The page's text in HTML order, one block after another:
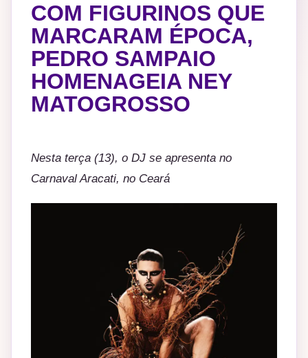
COM FIGURINOS QUE
MARCARAM ÉPOCA,
PEDRO SAMPAIO
HOMENAGEIA NEY
MATOGROSSO
Nesta terça (13), o DJ se apresenta no
Carnaval Aracati, no Ceará